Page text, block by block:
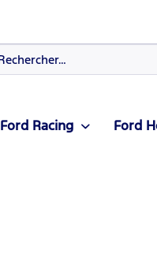
Ford Racing Ford